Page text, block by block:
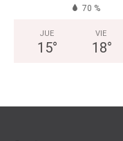
70 %
JUE
15°
VIE
18°